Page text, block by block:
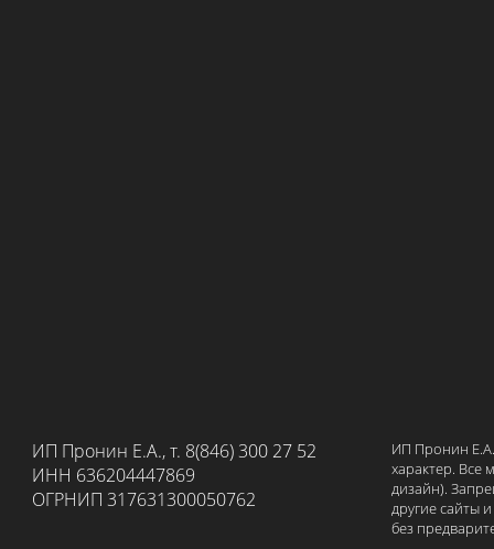
ИП Пронин Е.А., т. 8(846) 300 27 52
ИНН 636204447869
ОГРНИП 317631300050762
ИП Пронин
характер. Все
дизайн).
другие сайты
без